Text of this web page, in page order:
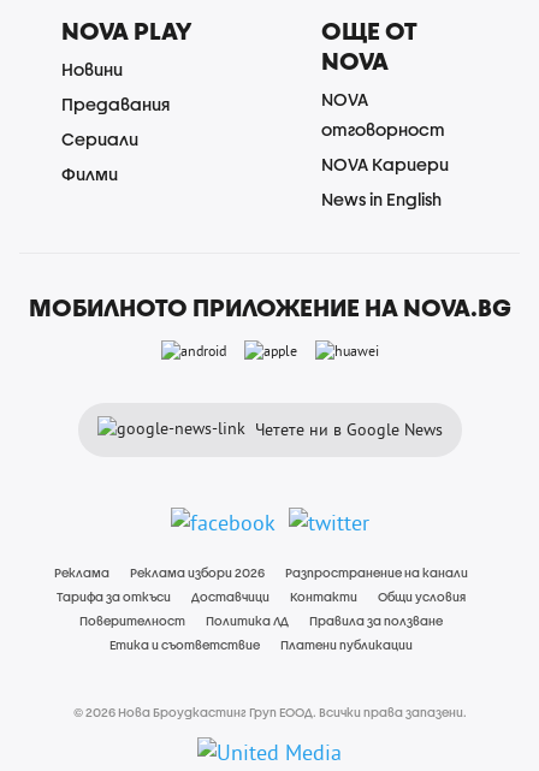
NOVA PLAY
Новини
Предавания
Сериали
Филми
ОЩЕ ОТ
NOVA
NOVA
отговорност
NOVA Кариери
News in English
МОБИЛНОТО ПРИЛОЖЕНИЕ НА NOVA.BG
Четете ни в Google News
Реклама Реклама избори 2026
Разпространение на канали
Тарифа за откъси
Доставчици Контакти
Общи условия
Поверителност
Политика ЛД
Правила за ползване
Етика и съответствие
Платени публикации
© 2026 Нова Броудкастинг Груп ЕООД. Всички права запазени.